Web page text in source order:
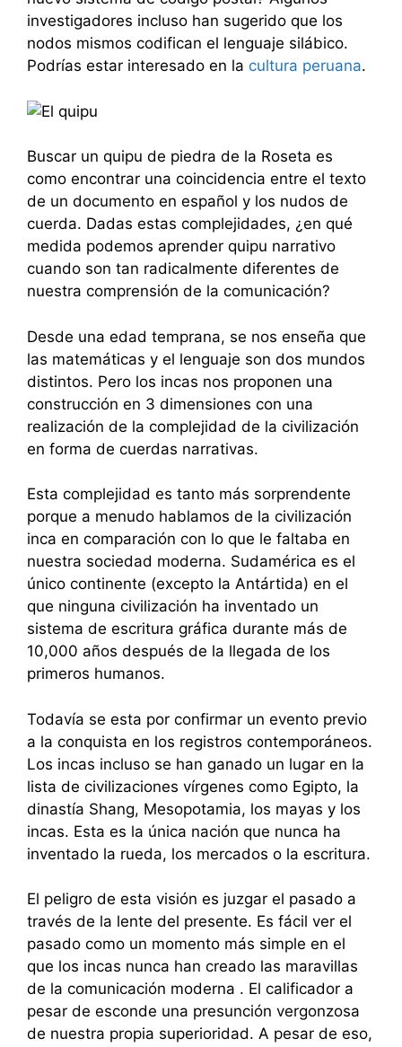
investigadores incluso han sugerido que los
nodos mismos codifican el lenguaje silábico.
Podrías estar interesado en la cultura peruana.
Buscar un quipu de piedra de la Roseta es
como encontrar una coincidencia entre el texto
de un documento en español y los nudos de
cuerda. Dadas estas complejidades, ¿en qué
medida podemos aprender quipu narrativo
cuando son tan radicalmente diferentes de
nuestra comprensión de la comunicación?
Desde una edad temprana, se nos enseña que
las matemáticas y el lenguaje son dos mundos
distintos. Pero los incas nos proponen una
construcción en 3 dimensiones con una
realización de la complejidad de la civilización
en forma de cuerdas narrativas.
Esta complejidad es tanto más sorprendente
porque a menudo hablamos de la civilización
inca en comparación con lo que le faltaba en
nuestra sociedad moderna. Sudamérica es el
único continente (excepto la Antártida) en el
que ninguna civilización ha inventado un
sistema de escritura gráfica durante más de
10,000 años después de la llegada de los
primeros humanos.
Todavía se esta por confirmar un evento previo
a la conquista en los registros contemporáneos.
Los incas incluso se han ganado un lugar en la
lista de civilizaciones vírgenes como Egipto, la
dinastía Shang, Mesopotamia, los mayas y los
incas. Esta es la única nación que nunca ha
inventado la rueda, los mercados o la escritura.
El peligro de esta visión es juzgar el pasado a
través de la lente del presente. Es fácil ver el
pasado como un momento más simple en el
que los incas nunca han creado las maravillas
de la comunicación moderna . El calificador a
pesar de esconde una presunción vergonzosa
de nuestra propia superioridad. A pesar de eso,